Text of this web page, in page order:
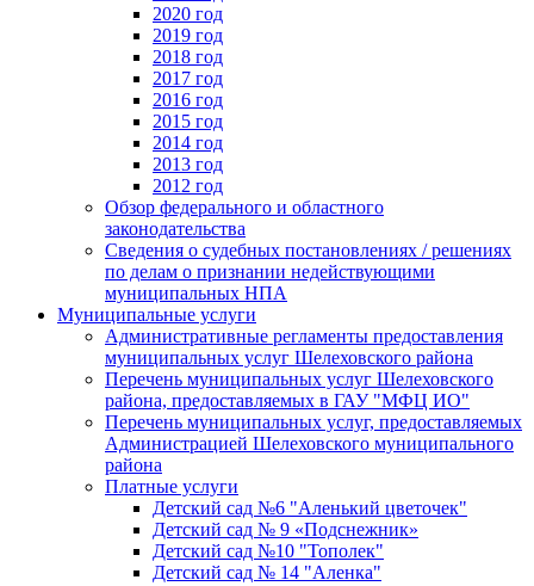
2020 год
2019 год
2018 год
2017 год
2016 год
2015 год
2014 год
2013 год
2012 год
Обзор федерального и областного
законодательства
Сведения о судебных постановлениях / решениях
по делам о признании недействующими
муниципальных НПА
Муниципальные услуги
Административные регламенты предоставления
муниципальных услуг Шелеховского района
Перечень муниципальных услуг Шелеховского
района, предоставляемых в ГАУ "МФЦ ИО"
Перечень муниципальных услуг, предоставляемых
Администрацией Шелеховского муниципального
района
Платные услуги
Детский сад №6 "Аленький цветочек"
Детский сад № 9 «Подснежник»
Детский сад №10 "Тополек"
Детский сад № 14 "Аленка"